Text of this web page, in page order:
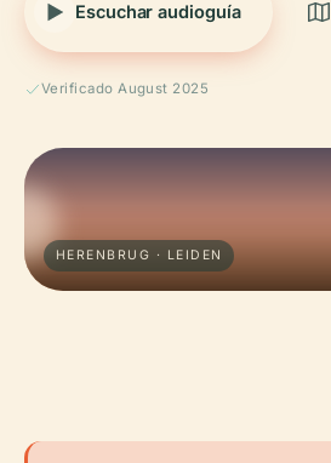
Escuchar audioguía
Verificado August 2025
HERENBRUG · LEIDEN